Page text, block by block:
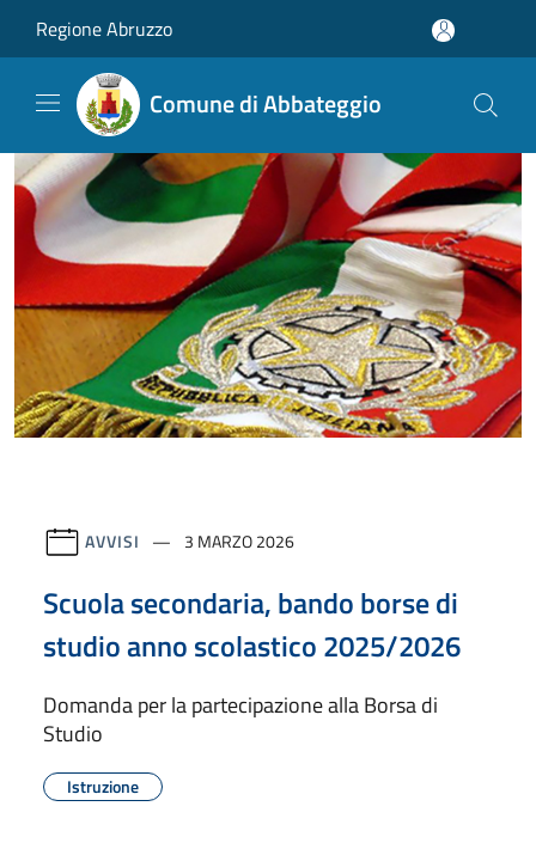
Regione Abruzzo
Comune di Abbateggio
AVVISI 3 MARZO 2026
Scuola secondaria, bando borse di
studio anno scolastico 2025/2026
Domanda per la partecipazione alla Borsa di
Studio
Istruzione